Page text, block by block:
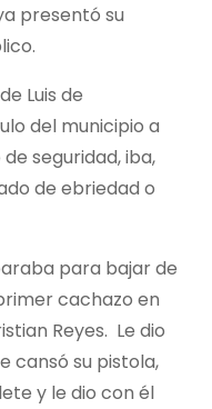
presentó su
Luis de
del municipio a
seguridad, iba,
de ebriedad o
para bajar de
cachazo en
Reyes. Le dio
cansó su pistola,
y le dio con él